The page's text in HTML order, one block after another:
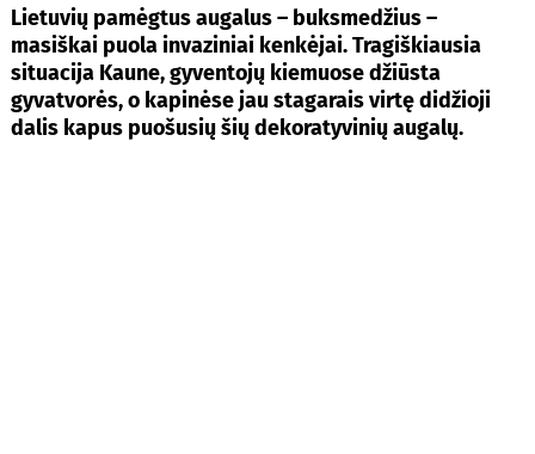
Lietuvių pamėgtus augalus – buksmedžius –
masiškai puola invaziniai kenkėjai. Tragiškiausia
situacija Kaune, gyventojų kiemuose džiūsta
gyvatvorės, o kapinėse jau stagarais virtę didžioji
dalis kapus puošusių šių dekoratyvinių augalų.